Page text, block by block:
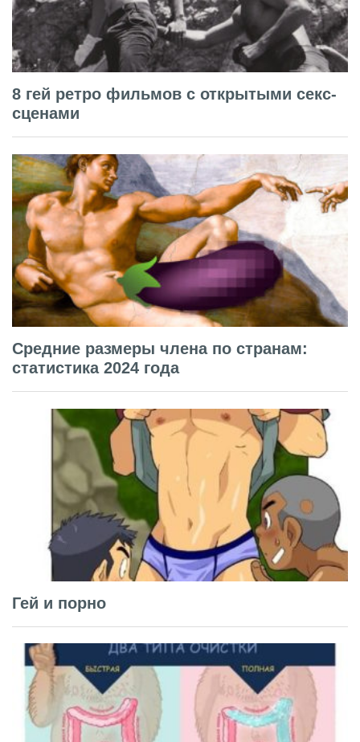
8 гей ретро фильмов с открытыми секс-
сценами
Средние размеры члена по странам:
статистика 2024 года
Гей и порно